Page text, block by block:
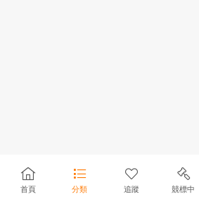
首頁 分類 追蹤 競標中